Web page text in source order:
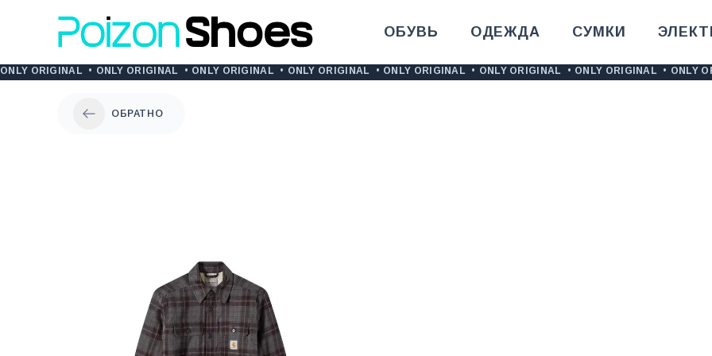
ОБУВЬ ОДЕЖДА СУМКИ
ONLY ORIGINAL • ONLY ORIGINAL • ONLY ORIGINAL • ONLY ORIGINAL • ONLY ORIGINAL • ONLY ORIGINAL • ONLY ORIGINAL • ONLY
ОБРАТНО